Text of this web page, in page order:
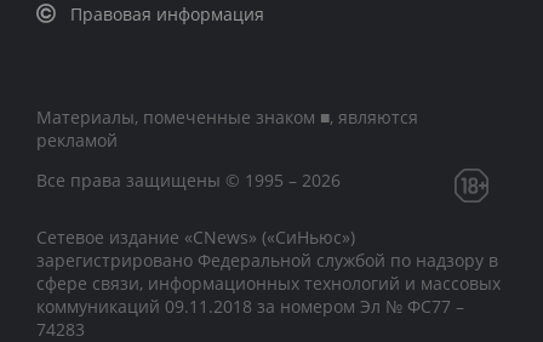
Правовая информация
Материалы, помеченные знаком ■, являются
рекламой
Все права защищены © 1995 – 2026
Сетевое издание «CNews» («СиНьюс»)
зарегистрировано Федеральной службой по надзору в
сфере связи, информационных технологий и массовых
коммуникаций 09.11.2018 за номером Эл № ФС77 –
74283